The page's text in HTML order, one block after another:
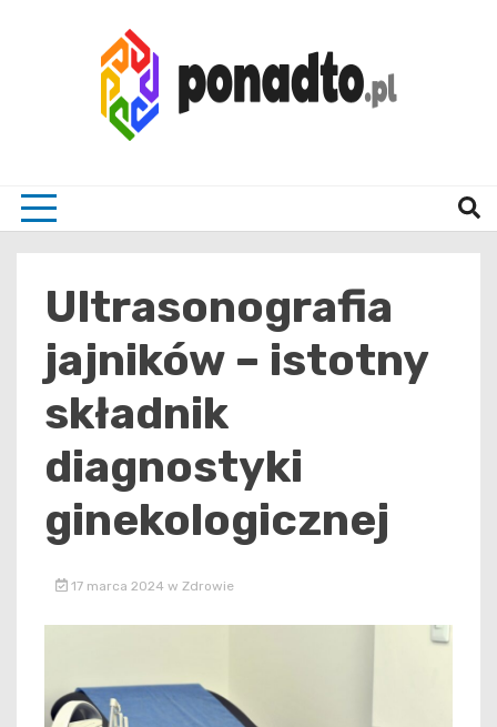
Ultrasonografia
jajników – istotny
składnik
diagnostyki
ginekologicznej
17 marca 2024 w Zdrowie